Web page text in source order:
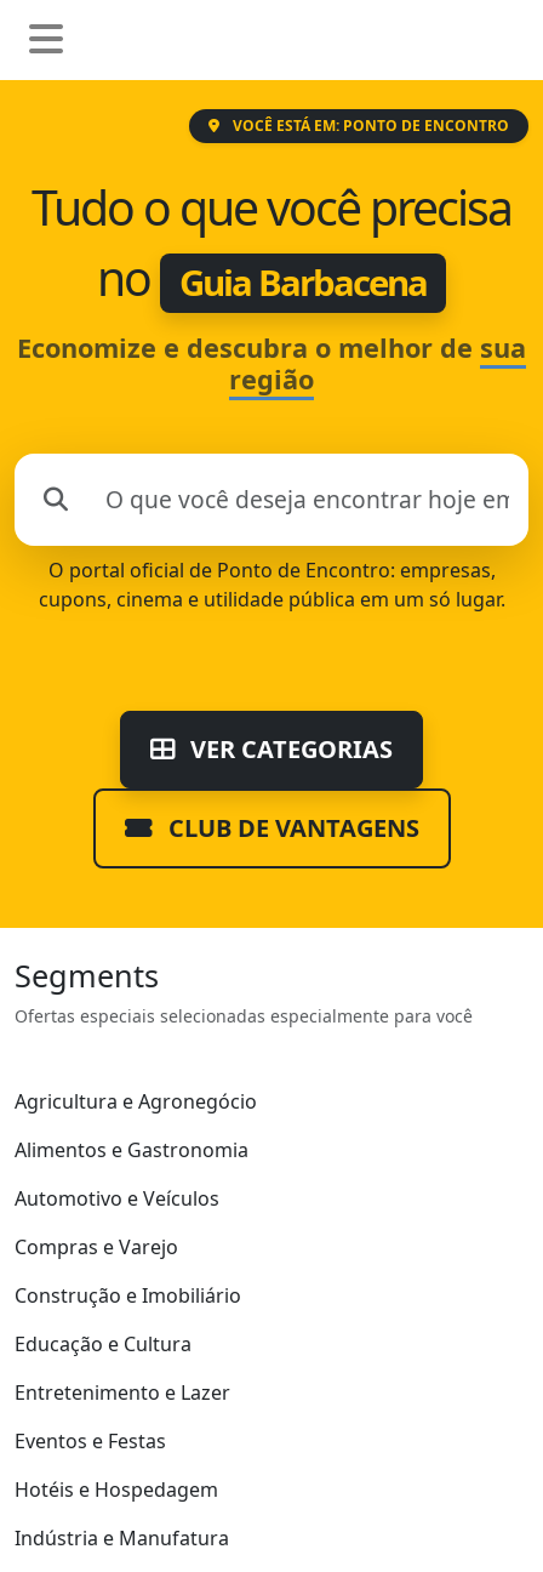
VOCÊ ESTÁ EM: PONTO DE ENCONTRO
Tudo o que você precisa
no
Guia Barbacena
Economize e descubra o melhor de sua
região
O portal oficial de Ponto de Encontro: empresas,
cupons, cinema e utilidade pública em um só lugar.
VER CATEGORIAS
CLUB DE VANTAGENS
Segments
Ofertas especiais selecionadas especialmente para você
Agricultura e Agronegócio
Alimentos e Gastronomia
Automotivo e Veículos
Compras e Varejo
Construção e Imobiliário
Educação e Cultura
Entretenimento e Lazer
Eventos e Festas
Hotéis e Hospedagem
Indústria e Manufatura